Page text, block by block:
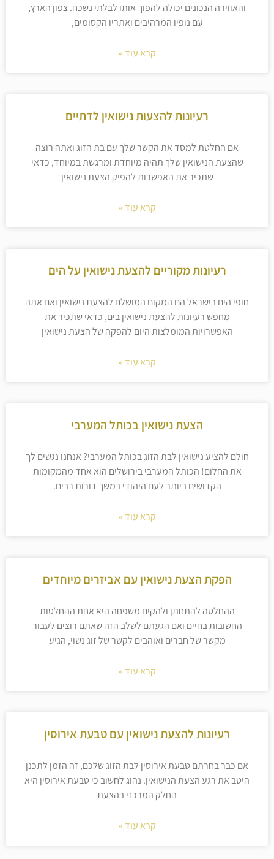
והאווירה הנכונים יכולה להפוך אותו לבלתי נשכח. צפון הארץ,
עם נופיו המרהיבים ואתריו הקסומים,
קרא עוד »
רעיונות להצעות נישואין לדתיים
אם החלטת למסד את הקשר שלך עם בת הזוג ואתה רוצה
שהצעת הנישואין שלך תהיה מיוחדת ומרגשת במיוחד, כדאי
שתכיר את האפשרות להפיק הצעת נישואין
קרא עוד »
רעיונות מקוריים להצעת נישואין על הים
חופי הים בישראל הם המקום המושלם להצעת נישואין ואם אתה
מחפש רעיונות להצעת נישואין בים, כדאי שתכיר את
האפשרויות המומלצות היום להפקה של הצעת נישואין
קרא עוד »
הצעת נישואין בכותל המערבי
חולם להציע נישואין לבת הזוג בכותל המערבי? אנחנו נגשים לך
את החלום! הכותל המערבי בירושלים הוא אחד מהמקומות
הקדושים ביותר לעם היהודי במשך דורות רבים.
קרא עוד »
הפקת הצעת נישואין עם אביזרים מיוחדים
ההחלטה להתחתן ולהקים משפחה היא אחת ההחלטות
החשובות בחיים ואם הגעתם לשלב הזה שאתם רוצים לעבור
מקשר של חברים ואוהבים לקשר של זוג נשוי, הגיע
קרא עוד »
רעיונות להצעת נישואין עם טבעת אירוסין
אם כבר בחרתם טבעת אירוסין לבת הזוג שלכם, זה הזמן לתכנן
היטב את רגע הצעת הנישואין. נהוג לחשוב כי טבעת אירוסין היא
החלק המרכזי בהצעת
קרא עוד »